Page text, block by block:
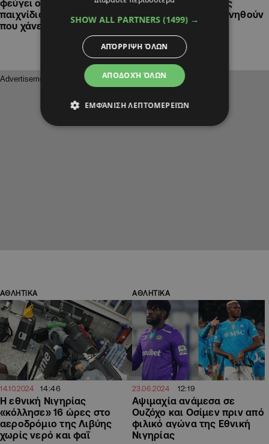
φεύγει ο Ουζόχο – Τα
παιχνίδια της Ομόνοιας
που χάνει
Νιγηρίας: Οι διεθνείς
αρνούνται να προπονηθούν
ενόψει Γκαμπόν
ΑΘΛΗΤΙΚΑ
14.10.2024 14:46
Η εθνική Νιγηρίας
«κόλλησε» 16 ώρες στο
αεροδρόμιο της Λιβύης
χωρίς νερό και φαΐ
ΑΘΛΗΤΙΚΑ
23.06.2024 12:19
Αψιμαχία ανάμεσα σε
Ουζόχο και Οσίμεν πριν από
φιλικό αγώνα της Εθνική
Νιγηρίας
SHOW ALL PARTNERS (1499) →
ΑΠΟΔΟΧΉ ΌΛΩΝ
ΑΠΌΡΡΙΨΗ ΌΛΩΝ
ΕΜΦΆΝΙΣΗ ΛΕΠΤΟΜΕΡΕΙΏΝ